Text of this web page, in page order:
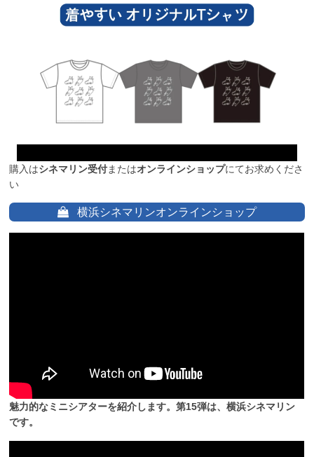
購入はシネマリン受付またはオンラインショップにてお求めくださ
い
横浜シネマリンオンラインショップ
魅力的なミニシアターを紹介します。第15弾は、横浜シネマリン
です。